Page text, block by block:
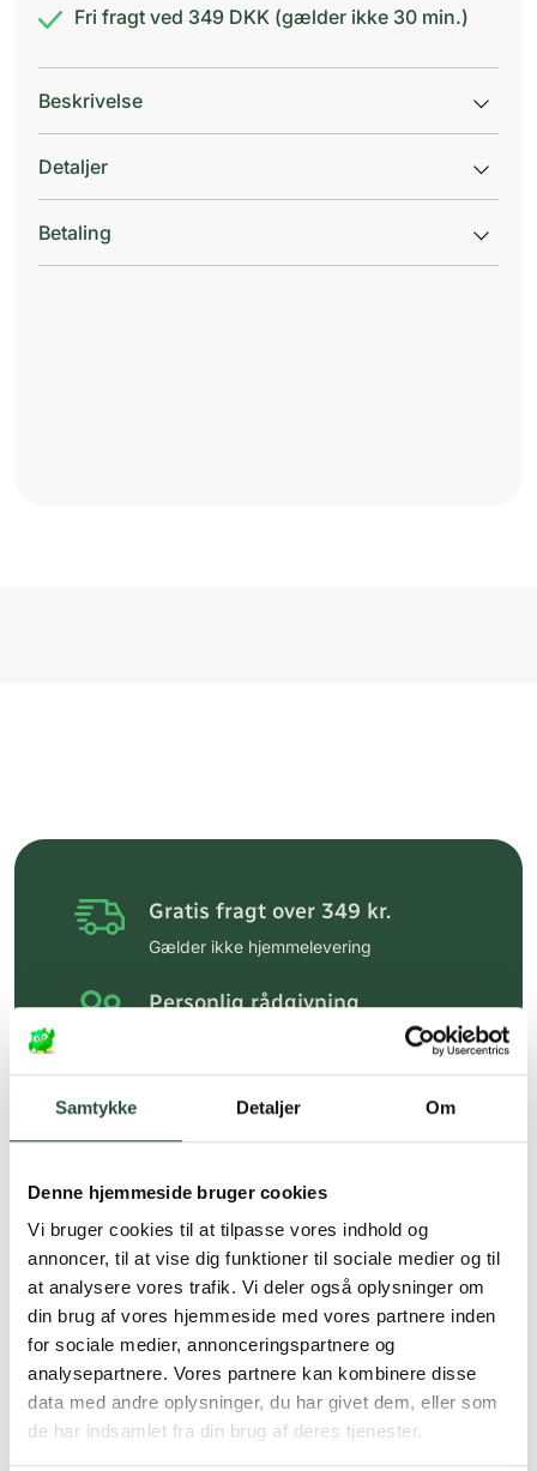
Samtykke Detaljer Om
Denne hjemmeside bruger cookies
Vi bruger cookies til at tilpasse vores indhold og
annoncer, til at vise dig funktioner til sociale medier og til
at analysere vores trafik. Vi deler også oplysninger om
din brug af vores hjemmeside med vores partnere inden
for sociale medier, annonceringspartnere og
analysepartnere. Vores partnere kan kombinere disse
data med andre oplysninger, du har givet dem, eller som
de har indsamlet fra din brug af deres tjenester.
Fri fragt ved 349 DKK (gælder ikke 30 min.)
Beskrivelse
Detaljer
Betaling
Gratis fragt over 349 kr.
Gælder ikke hjemmelevering
Personlig rådgivning
Hurtig levering (30 min. i Kbh)
Faste lave priser*
*Gælder ikke ernæringsprodukter.
Stort udvalg af kendte
produkter
Vi tilbyder et stort udvalg af kendte
cremer, vitaminer og andre spændende
produkter – altid til fast lav pris.
Læs mere om Uglecare.dk her